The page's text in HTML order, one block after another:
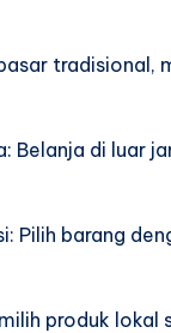
tradisional,
Belanja di luar
Pilih barang
produk